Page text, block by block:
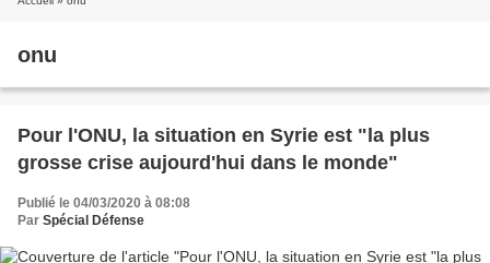
onu
Pour l'ONU, la situation en Syrie est "la plus
grosse crise aujourd'hui dans le monde"
Publié le 04/03/2020 à 08:08
Par Spécial Défense